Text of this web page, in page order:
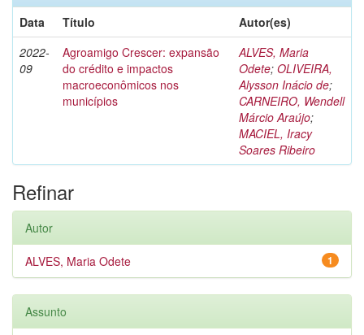
Data
Título
Autor(es)
2022-
09
Agroamigo Crescer: expansão
do crédito e impactos
macroeconômicos nos
municípios
ALVES, Maria
Odete; OLIVEIRA,
Alysson Inácio de;
CARNEIRO, Wendell
Márcio Araújo;
MACIEL, Iracy
Soares Ribeiro
Refinar
Autor
1
ALVES, Maria Odete
Assunto